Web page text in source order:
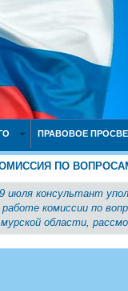
ПРАВОВОЕ
ПО
июля консультант
работе комиссии по
области,